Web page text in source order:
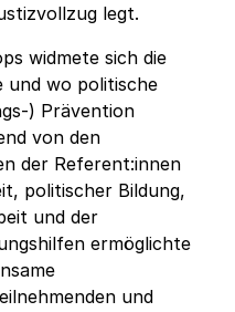
legt.
widmete sich die
und wo politische
) Prävention
von den
der Referent:innen
politischer Bildung,
und der
ermöglichte
und